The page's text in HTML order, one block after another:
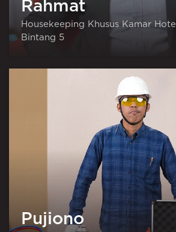
Rahmat
Housekeeping Khusus Kamar Hotel
Bintang 5
Pujiono